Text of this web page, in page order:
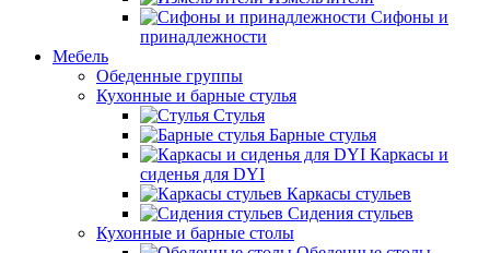
Сифоны и
принадлежности
Мебель
Обеденные группы
Кухонные и барные стулья
Стулья
Барные стулья
Каркасы и
сиденья для DYI
Каркасы стульев
Сидения стульев
Кухонные и барные столы